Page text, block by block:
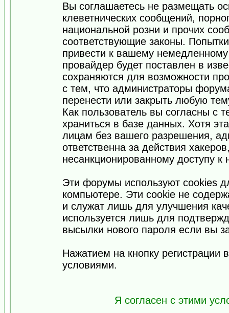
Вы соглашаетесь не размещать
клеветнических сообщений,
национальной розни и прочих
соответствующие законы.
привести к вашему
провайдер будет поставлен в
сохраняются для возможности
с тем, что администраторы
перенести или закрыть любую
Как пользователь вы согласны с
храниться в базе данных. Хотя
лицам без вашего разрешения,
ответственна за действия
несанкционированному доступу к
Эти форумы используют cookies
компьютере. Эти cookie не
и служат лишь для улучшения
используется лишь для
высылки нового пароля если вы
Нажатием на кнопку регистрации
условиями.
Я согласен с этими